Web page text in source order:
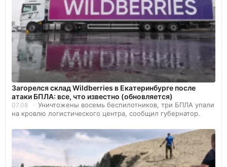
Загорелся склад Wildberries в Екатеринбурге после
атаки БПЛА: все, что известно (обновляется)
07.08
Уничтожены восемь беспилотников, три БПЛА упали
на кровлю логистического центра, сообщил губернатор.